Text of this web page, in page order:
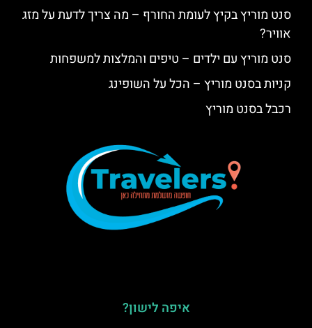
סנט מוריץ בקיץ לעומת החורף – מה צריך לדעת על מזג
אוויר?
סנט מוריץ עם ילדים – טיפים והמלצות למשפחות
קניות בסנט מוריץ – הכל על השופינג
רכבל בסנט מוריץ
איפה לישון?